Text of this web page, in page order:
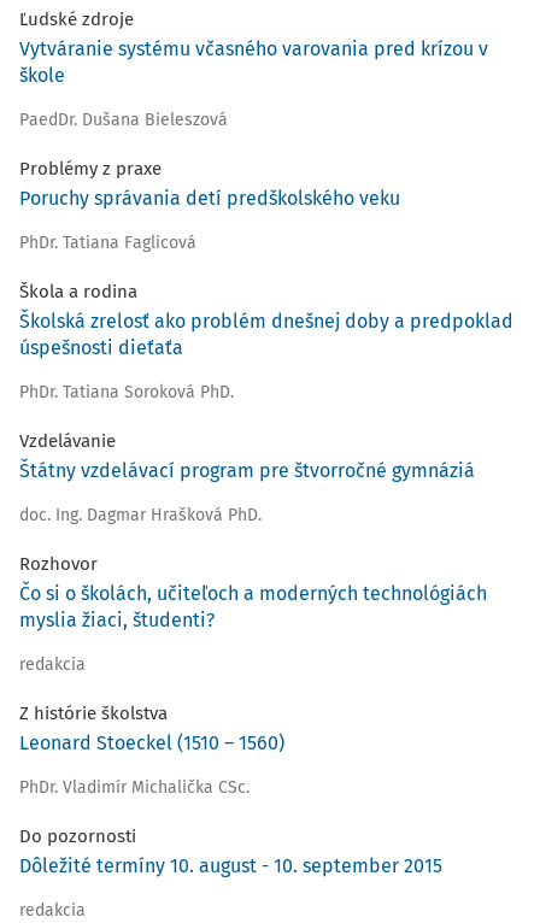
Ľudské zdroje
Vytváranie systému včasného varovania pred krízou v
škole
PaedDr. Dušana Bieleszová
Problémy z praxe
Poruchy správania detí predškolského veku
PhDr. Tatiana Faglicová
Škola a rodina
Školská zrelosť ako problém dnešnej doby a predpoklad
úspešnosti dieťaťa
PhDr. Tatiana Soroková PhD.
Vzdelávanie
Štátny vzdelávací program pre štvorročné gymnáziá
doc. Ing. Dagmar Hrašková PhD.
Rozhovor
Čo si o školách, učiteľoch a moderných technológiách
myslia žiaci, študenti?
redakcia
Z histórie školstva
Leonard Stoeckel (1510 – 1560)
PhDr. Vladimír Michalička CSc.
Do pozornosti
Dôležité termíny 10. august - 10. september 2015
redakcia